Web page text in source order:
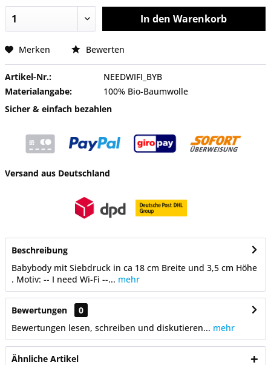
In den Warenkorb
Merken Bewerten
Artikel-Nr.:
NEEDWIFI_BYB
Materialangabe:
100% Bio-Baumwolle
Sicher & einfach bezahlen
Versand aus Deutschland
Beschreibung
Babybody mit Siebdruck in ca 18 cm Breite und 3,5 cm Höhe
. Motiv: -- I need Wi-Fi --... mehr
Bewertungen
0
Bewertungen lesen, schreiben und diskutieren... mehr
Ähnliche Artikel